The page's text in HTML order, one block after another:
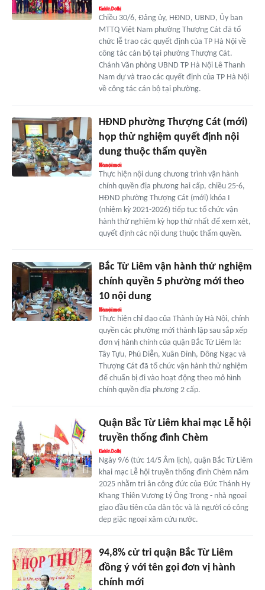
Chiều 30/6, Đảng ủy, HĐND, UBND, Ủy ban
MTTQ Việt Nam phường Thượng Cát đã tổ
chức lễ trao các quyết định của TP Hà Nội về
công tác cán bộ tại phường Thượng Cát.
Chánh Văn phòng UBND TP Hà Nội Lê Thanh
Nam dự và trao các quyết định của TP Hà Nội
về công tác cán bộ tại phường.
HĐND phường Thượng Cát (mới)
họp thử nghiệm quyết định nội
dung thuộc thẩm quyền
Thực hiện nội dung chương trình vận hành
chính quyền địa phương hai cấp, chiều 25-6,
HĐND phường Thượng Cát (mới) khóa I
(nhiệm kỳ 2021-2026) tiếp tục tổ chức vận
hành thử nghiệm kỳ họp thứ nhất để xem xét,
quyết định các nội dung thuộc thẩm quyền.
Bắc Từ Liêm vận hành thử nghiệm
chính quyền 5 phường mới theo
10 nội dung
Thực hiện chỉ đạo của Thành ủy Hà Nội, chính
quyền các phường mới thành lập sau sắp xếp
đơn vị hành chính của quận Bắc Từ Liêm là:
Tây Tựu, Phú Diễn, Xuân Đỉnh, Đông Ngạc và
Thượng Cát đã tổ chức vận hành thử nghiệm
để chuẩn bị đi vào hoạt động theo mô hình
chính quyền địa phương 2 cấp.
Quận Bắc Từ Liêm khai mạc Lễ hội
truyền thống đình Chèm
Ngày 9/6 (tức 14/5 Âm lịch), quận Bắc Từ Liêm
khai mạc Lễ hội truyền thống đình Chèm năm
2025 nhằm tri ân công đức của Đức Thánh Hy
Khang Thiên Vương Lý Ông Trọng - nhà ngoại
giao đầu tiên của dân tộc và là người có công
dẹp giặc ngoại xâm cứu nước.
94,8% cử tri quận Bắc Từ Liêm
đồng ý với tên gọi đơn vị hành
chính mới